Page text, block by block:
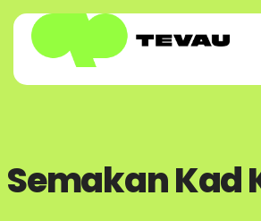
Kad
Semakan Kad